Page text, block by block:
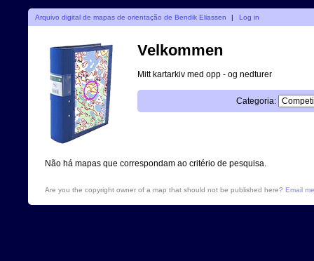
Arquivo digital de mapas de orientação de Bendik Eliassen | Log in
Velkommen
Mitt kartarkiv med opp - og nedturer
Categoria:
Não há mapas que correspondam ao critério de pesquisa.
Are you the copyright owner of a map that should not be published here? Email me